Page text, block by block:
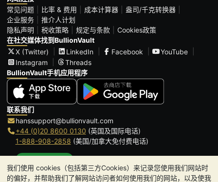
我们使用 cookies（包括第三方Cookies）来记录您使用我们网站时
的偏好，并帮助我们了解网站访问者如何使用我们的网站，以及使我
常见问题
比率 & 费用 成本计算器
盎司/千克转换器
企业服务
推介人计划
隐私声明
税收策略 规定与条款
Cookies政策
在社交媒体找到BullionVault
X (Twitter)
LinkedIn Facebook
YouTube
Instagram
Threads
BullionVault手机应用程序
联系我们
hanssupport@bullionvault.com
+44 (0)20 8600 0130 (英国及国际电话)
1-888-908-2858 (美国/加拿大免付费电话)
办公时间: